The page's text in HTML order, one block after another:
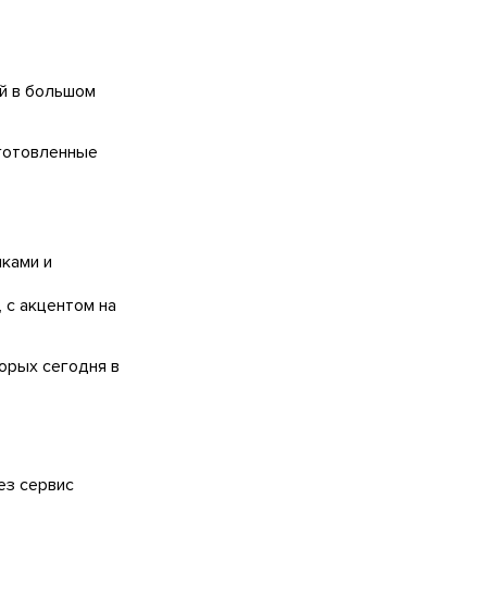
в большом
и
акцентом на
сегодня в
сервис